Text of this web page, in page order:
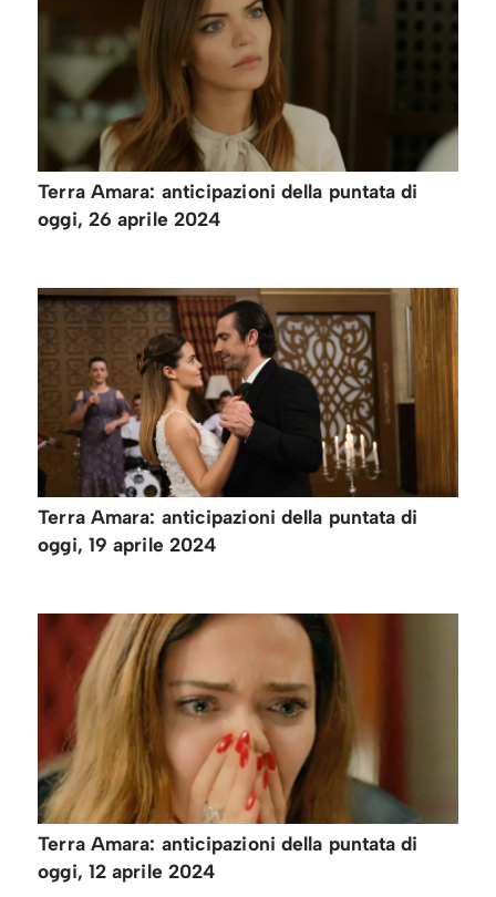
Terra Amara: anticipazioni della puntata di
oggi, 26 aprile 2024
Terra Amara: anticipazioni della puntata di
oggi, 19 aprile 2024
Terra Amara: anticipazioni della puntata di
oggi, 12 aprile 2024